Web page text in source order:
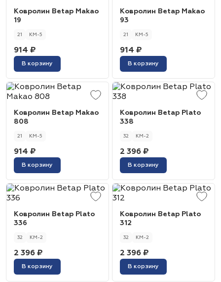
Ковролин Betap Makao
19
21 КМ-5
914 ₽
В корзину
Ковролин Betap Makao
93
21 КМ-5
914 ₽
В корзину
Ковролин Betap Makao
808
21 КМ-5
914 ₽
В корзину
Ковролин Betap Plato
338
32 КМ-2
2 396 ₽
В корзину
Ковролин Betap Plato
336
32 КМ-2
2 396 ₽
В корзину
Ковролин Betap Plato
312
32 КМ-2
2 396 ₽
В корзину